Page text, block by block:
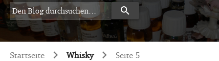
Search search
Startseite Whisky Seite 5